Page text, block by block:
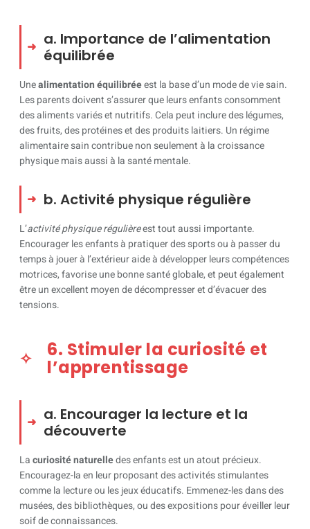
a. Importance de l’alimentation
équilibrée
Unealimentation équilibréeest la base d’un mode de vie sain.
Les parents doivent s’assurer que leurs enfants consomment
des aliments variés et nutritifs. Cela peut inclure des légumes,
des fruits, des protéines et des produits laitiers. Un régime
alimentaire sain contribue non seulement à la croissance
physique mais aussi à la santé mentale.
b. Activité physique régulière
L’activité physique régulièreest tout aussi importante.
Encourager les enfants à pratiquer des sports ou à passer du
temps à jouer à l’extérieur aide à développer leurs compétences
motrices, favorise une bonne santé globale, et peut également
être un excellent moyen de décompresser et d’évacuer des
tensions.
6. Stimuler la curiosité et
l’apprentissage
a. Encourager la lecture et la
découverte
Lacuriosité naturelledes enfants est un atout précieux.
Encouragez-la en leur proposant des activités stimulantes
comme la lecture ou les jeux éducatifs. Emmenez-les dans des
musées, des bibliothèques, ou des expositions pour éveiller leur
soif de connaissances.